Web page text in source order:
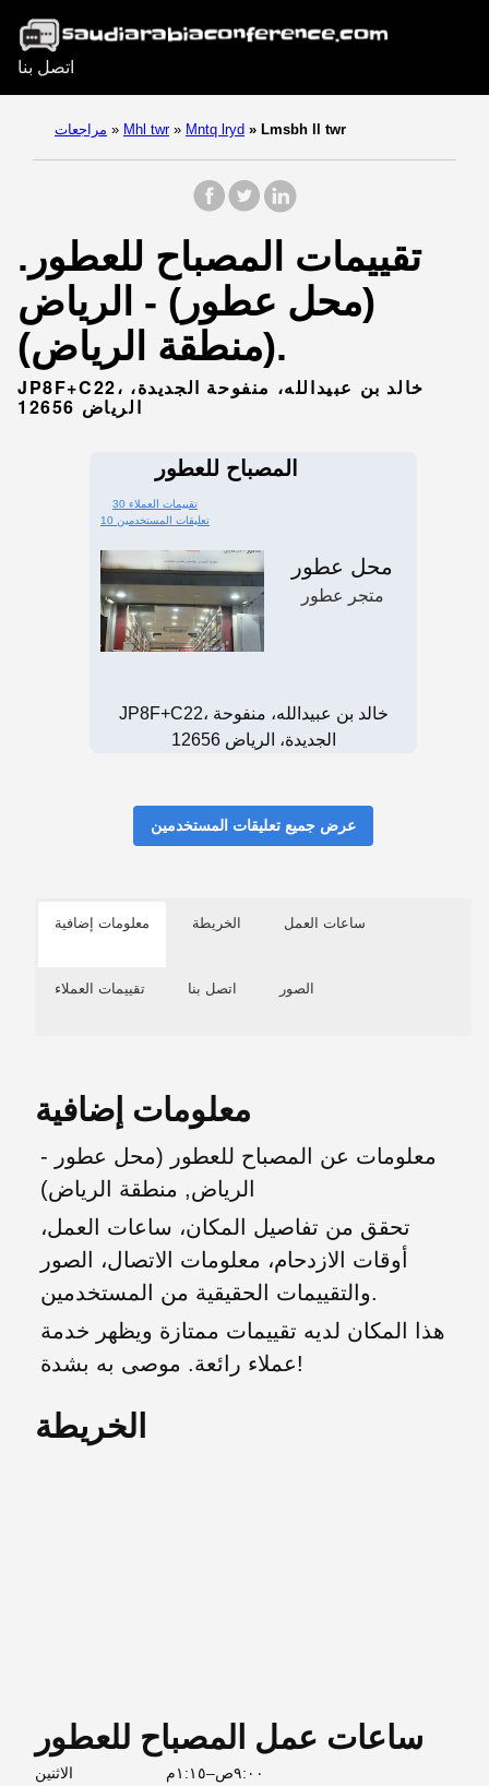
اتصل بنا
مراجعات » Mhl twr » Mntq lryd » Lmsbh ll twr
تقييمات المصباح للعطور.
(محل عطور) - الرياض
(منطقة الرياض).
JP8F+C22، خالد بن عبيدالله، منفوحة الجديدة،
الرياض 12656
المصباح للعطور
30 تقييمات العملاء
10 تعليقات المستخدمين
محل عطور
متجر عطور
JP8F+C22، خالد بن عبيدالله، منفوحة
الجديدة، الرياض 12656
عرض جميع تعليقات المستخدمين
معلومات إضافية الخريطة ساعات العمل
تقييمات العملاء اتصل بنا الصور
معلومات إضافية
معلومات عن المصباح للعطور (محل عطور -
الرياض, منطقة الرياض)
تحقق من تفاصيل المكان، ساعات العمل،
أوقات الازدحام، معلومات الاتصال، الصور
والتقييمات الحقيقية من المستخدمين.
هذا المكان لديه تقييمات ممتازة ويظهر خدمة
عملاء رائعة. موصى به بشدة!
الخريطة
ساعات عمل المصباح للعطور
الاثنين
٩:٠٠ص–١:١٥م